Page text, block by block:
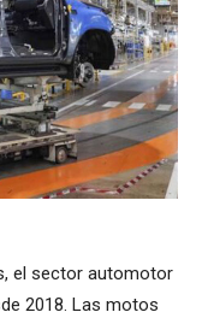
el sector automotor
2018. Las motos